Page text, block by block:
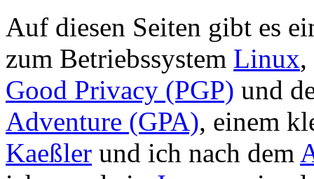
Auf diesen Seiten gibt es
zum Betriebssystem Linux,
Good Privacy (PGP) und
Adventure (GPA), einem
Kaeßler und ich nach dem